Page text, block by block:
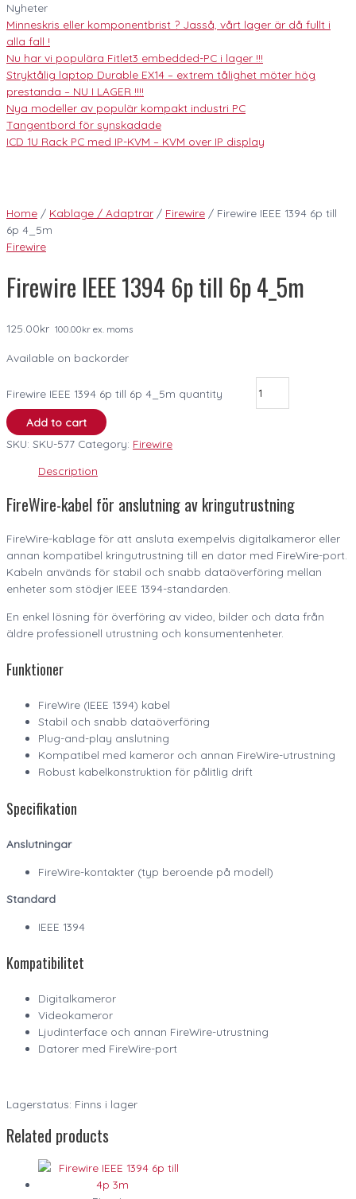
Nyheter
Minneskris eller komponentbrist ? Jasså, vårt lager är då fullt i
alla fall !
Nu har vi populära Fitlet3 embedded-PC i lager !!!
Stryktålig laptop Durable EX14 – extrem tålighet möter hög
prestanda – NU I LAGER !!!!
Nya modeller av populär kompakt industri PC
Tangentbord för synskadade
ICD 1U Rack PC med IP-KVM – KVM over IP display
Home / Kablage / Adaptrar / Firewire / Firewire IEEE 1394 6p till
6p 4_5m
Firewire
Firewire IEEE 1394 6p till 6p 4_5m
125.00kr 100.00kr ex. moms
Available on backorder
Firewire IEEE 1394 6p till 6p 4_5m quantity
Add to cart
SKU: SKU-577 Category: Firewire
Description
FireWire-kabel för anslutning av kringutrustning
FireWire-kablage för att ansluta exempelvis digitalkameror eller
annan kompatibel kringutrustning till en dator med FireWire-port.
Kabeln används för stabil och snabb dataöverföring mellan
enheter som stödjer IEEE 1394-standarden.
En enkel lösning för överföring av video, bilder och data från
äldre professionell utrustning och konsumentenheter.
Funktioner
FireWire (IEEE 1394) kabel
Stabil och snabb dataöverföring
Plug-and-play anslutning
Kompatibel med kameror och annan FireWire-utrustning
Robust kabelkonstruktion för pålitlig drift
Specifikation
Anslutningar
FireWire-kontakter (typ beroende på modell)
Standard
IEEE 1394
Kompatibilitet
Digitalkameror
Videokameror
Ljudinterface och annan FireWire-utrustning
Datorer med FireWire-port
Lagerstatus: Finns i lager
Related products